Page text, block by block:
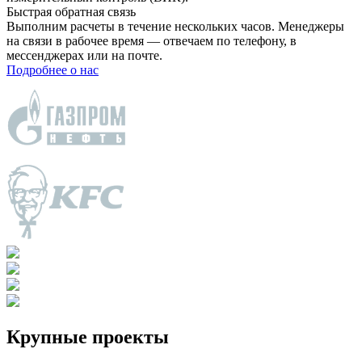
Быстрая обратная связь
Выполним расчеты в течение нескольких часов. Менеджеры
на связи в рабочее время — отвечаем по телефону, в
мессенджерах или на почте.
Подробнее о нас
Крупные проекты